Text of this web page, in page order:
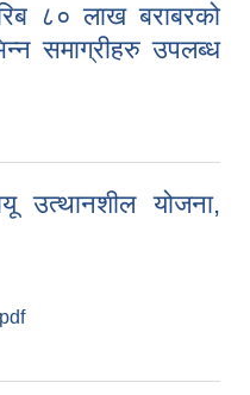
८० लाख बराबरको
समाग्रीहरु उपलब्ध
८० लाख बराबरको स्वास्थ्य संग
उत्थानशील योजना,